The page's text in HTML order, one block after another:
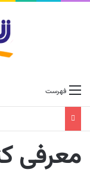
فهرست
معرفی